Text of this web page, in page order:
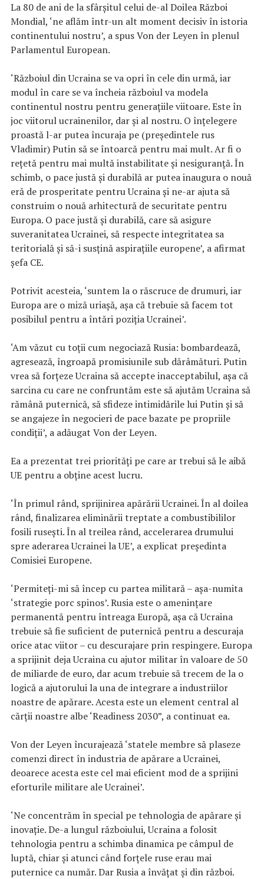
La 80 de ani de la sfârșitul celui de-al Doilea Război
Mondial, ‘ne aflăm într-un alt moment decisiv în istoria
continentului nostru’, a spus Von der Leyen în plenul
Parlamentul European.
‘Războiul din Ucraina se va opri în cele din urmă, iar
modul în care se va încheia războiul va modela
continentul nostru pentru generațiile viitoare. Este în
joc viitorul ucrainenilor, dar și al nostru. O înțelegere
proastă l-ar putea încuraja pe (președintele rus
Vladimir) Putin să se întoarcă pentru mai mult. Ar fi o
rețetă pentru mai multă instabilitate și nesiguranță. În
schimb, o pace justă și durabilă ar putea inaugura o nouă
eră de prosperitate pentru Ucraina și ne-ar ajuta să
construim o nouă arhitectură de securitate pentru
Europa. O pace justă și durabilă, care să asigure
suveranitatea Ucrainei, să respecte integritatea sa
teritorială și să-i susțină aspirațiile europene’, a afirmat
șefa CE.
Potrivit acesteia, ‘suntem la o răscruce de drumuri, iar
Europa are o miză uriașă, așa că trebuie să facem tot
posibilul pentru a întări poziția Ucrainei’.
‘Am văzut cu toții cum negociază Rusia: bombardează,
agresează, îngroapă promisiunile sub dărâmături. Putin
vrea să forțeze Ucraina să accepte inacceptabilul, așa că
sarcina cu care ne confruntăm este să ajutăm Ucraina să
rămână puternică, să sfideze intimidările lui Putin și să
se angajeze în negocieri de pace bazate pe propriile
condiții’, a adăugat Von der Leyen.
Ea a prezentat trei priorități pe care ar trebui să le aibă
UE pentru a obține acest lucru.
‘În primul rând, sprijinirea apărării Ucrainei. În al doilea
rând, finalizarea eliminării treptate a combustibililor
fosili rusești. În al treilea rând, accelerarea drumului
spre aderarea Ucrainei la UE’, a explicat președinta
Comisiei Europene.
‘Permiteți-mi să încep cu partea militară – așa-numita
‘strategie porc spinos’. Rusia este o amenințare
permanentă pentru întreaga Europă, așa că Ucraina
trebuie să fie suficient de puternică pentru a descuraja
orice atac viitor – cu descurajare prin respingere. Europa
a sprijinit deja Ucraina cu ajutor militar în valoare de 50
de miliarde de euro, dar acum trebuie să trecem de la o
logică a ajutorului la una de integrare a industriilor
noastre de apărare. Acesta este un element central al
cărții noastre albe ‘Readiness 2030”, a continuat ea.
Von der Leyen încurajează ‘statele membre să plaseze
comenzi direct în industria de apărare a Ucrainei,
deoarece acesta este cel mai eficient mod de a sprijini
eforturile militare ale Ucrainei’.
‘Ne concentrăm în special pe tehnologia de apărare și
inovație. De-a lungul războiului, Ucraina a folosit
tehnologia pentru a schimba dinamica pe câmpul de
luptă, chiar și atunci când forțele ruse erau mai
puternice ca număr. Dar Rusia a învățat și din război.